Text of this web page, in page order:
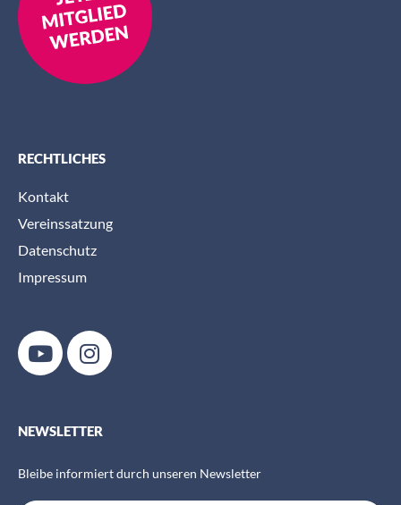
RECHTLICHES
Kontakt
Vereinssatzung
Datenschutz
Impressum
NEWSLETTER
Bleibe informiert durch unseren Newsletter